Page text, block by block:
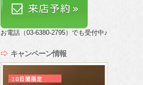
お電話（03-6380-2795）でも受付中♪
キャンペーン情報